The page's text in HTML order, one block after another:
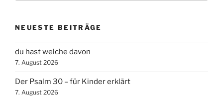
NEUESTE BEITRÄGE
du hast welche davon
7. August 2026
Der Psalm 30 – für Kinder erklärt
7. August 2026